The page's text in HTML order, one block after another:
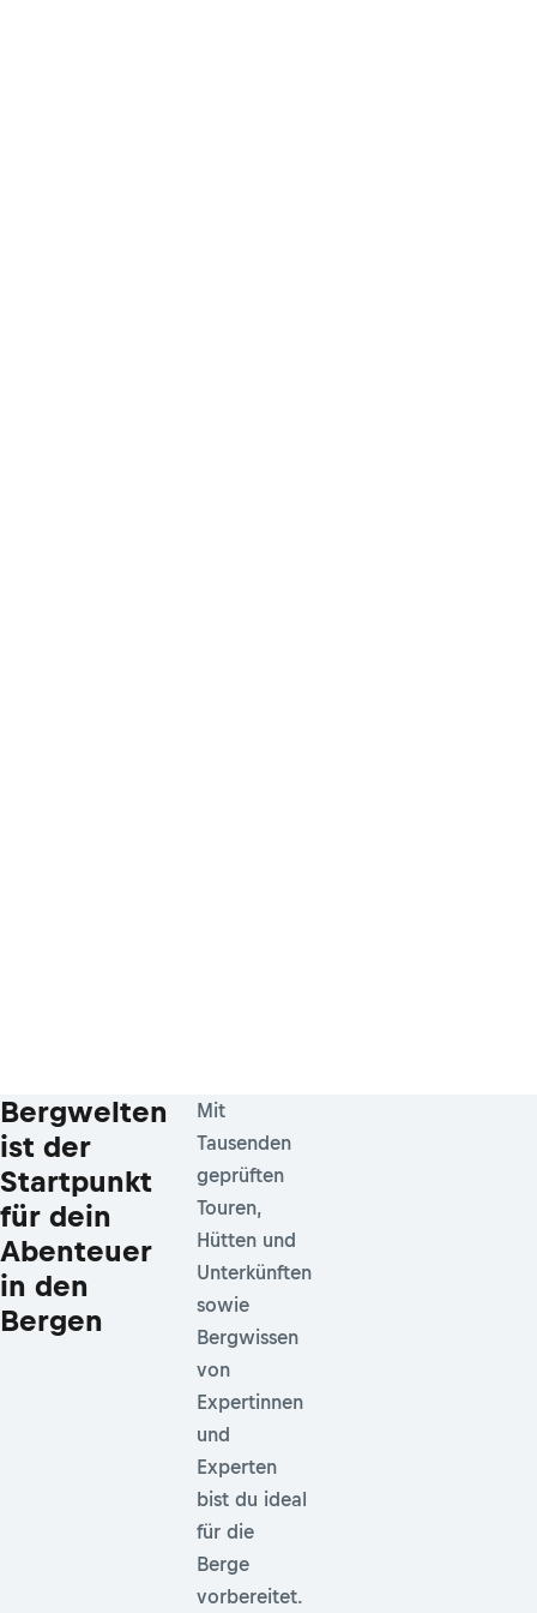
Bergwelten
ist der
Startpunkt
für dein
Abenteuer
in den
Bergen
Mit
Tausenden
geprüften
Touren,
Hütten und
Unterkünften
sowie
Bergwissen
von
Expertinnen
und
Experten
bist du ideal
für die
Berge
vorbereitet.